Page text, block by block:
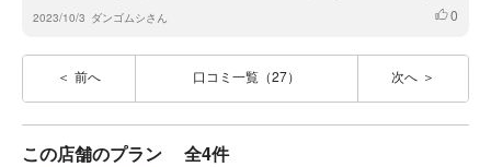
2023/10/3 ダンゴムシさん いいね
0
前へ 口コミ一覧（27） 次へ
この店舗のプラン 全4件